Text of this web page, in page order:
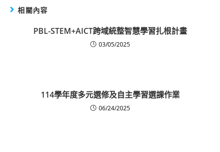
相關內容
PBL-STEM+AICT跨域統整智慧學習扎根計畫
03/05/2025
114學年度多元選修及自主學習選課作業
06/24/2025